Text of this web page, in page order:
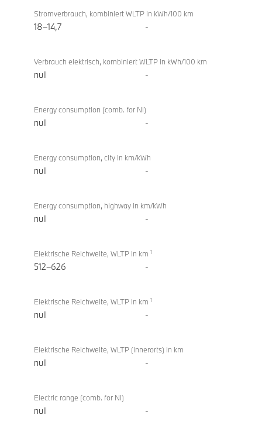
Stromverbrauch, kombiniert WLTP in kWh/100 km
18–14,7 -
Verbrauch elektrisch, kombiniert WLTP in kWh/100 km
null -
Energy consumption (comb. for NI)
null -
Energy consumption, city in km/kWh
null -
Energy consumption, highway in km/kWh
null -
Elektrische Reichweite, WLTP in km 1
512–626 -
Elektrische Reichweite, WLTP in km 1
null -
Elektrische Reichweite, WLTP (innerorts) in km
null -
Electric range (comb. for NI)
null -